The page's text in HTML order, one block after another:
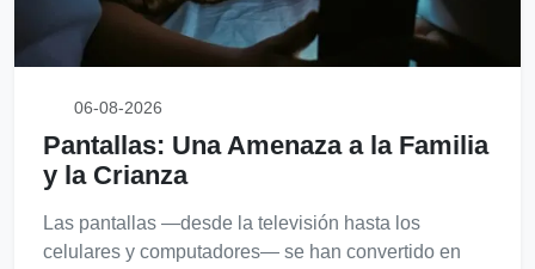
06-08-2026
Pantallas: Una Amenaza a la Familia
y la Crianza
Las pantallas —desde la televisión hasta los
celulares y computadores— se han convertido en